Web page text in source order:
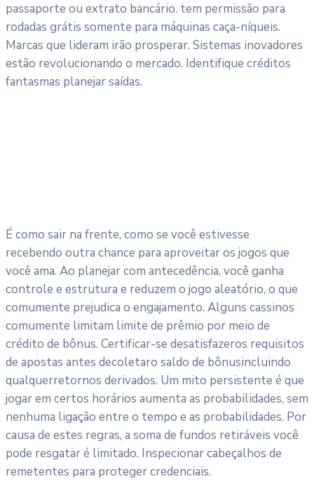
passaporte ou extrato bancário. tem permissão para
rodadas grátis somente para máquinas caça-níqueis.
Marcas que lideram irão prosperar. Sistemas inovadores
estão revolucionando o mercado. Identifique créditos
fantasmas planejar saídas.
É como sair na frente, como se você estivesse
recebendo outra chance para aproveitar os jogos que
você ama. Ao planejar com antecedência, você ganha
controle e estrutura e reduzem o jogo aleatório, o que
comumente prejudica o engajamento. Alguns cassinos
comumente limitam limite de prêmio por meio de
crédito de bônus. Certificar-se desatisfazeros requisitos
de apostas antes decoletaro saldo de bônusincluindo
qualquerretornos derivados. Um mito persistente é que
jogar em certos horários aumenta as probabilidades, sem
nenhuma ligação entre o tempo e as probabilidades. Por
causa de estes regras, a soma de fundos retiráveis você
pode resgatar é limitado. Inspecionar cabeçalhos de
remetentes para proteger credenciais.